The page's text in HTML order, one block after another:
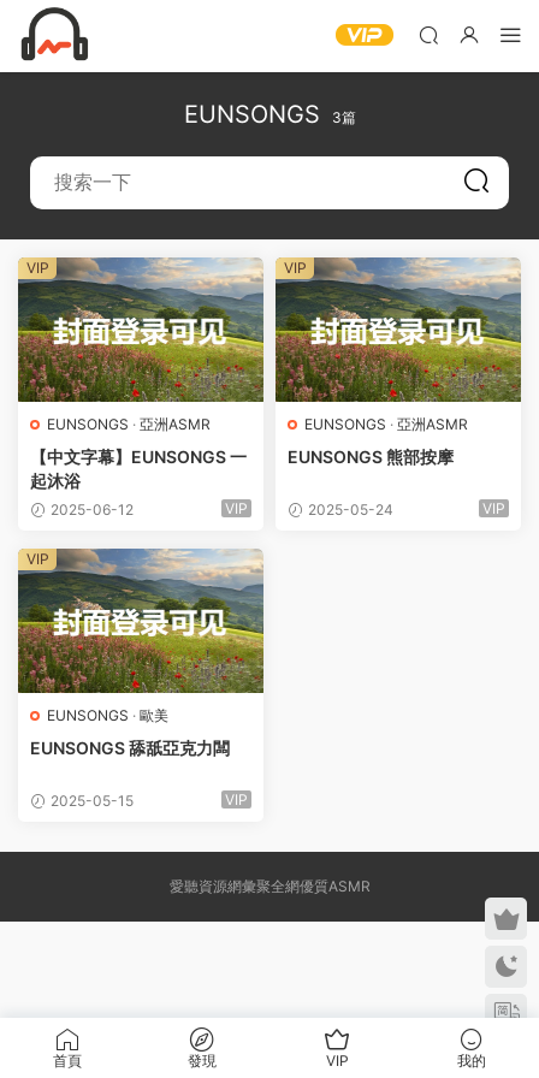
EUNSONGS 3篇
EUNSONGS · 亞洲ASMR
【中文字幕】EUNSONGS 一
起沐浴
2025-06-12 VIP
VIP
EUNSONGS · 亞洲ASMR
EUNSONGS 熊部按摩
2025-05-24 VIP
VIP
EUNSONGS · 歐美
EUNSONGS 舔舐亞克力闆
2025-05-15 VIP
VIP
愛聽資源網彙聚全網優質ASMR
首頁 發現 VIP 我的